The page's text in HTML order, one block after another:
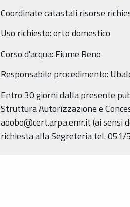
Coordinate catastali risorse
Uso richiesto: orto domestico
Corso d'acqua: Fiume Reno
Responsabile procedimento:
Entro 30 giorni dalla presente
Struttura Autorizzazione e
aoobo@cert.arpa.emr.it (ai sensi
richiesta alla Segreteria tel.